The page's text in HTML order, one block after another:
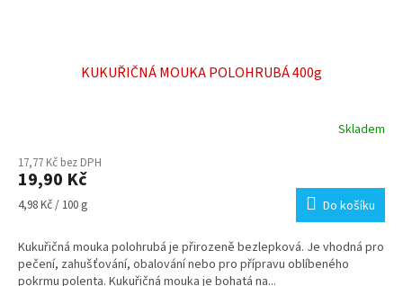
KUKUŘIČNÁ MOUKA POLOHRUBÁ 400g
produktu
je
5,0
hvězdiček.
Skladem
17,77 Kč bez DPH
19,90 Kč
Měrná
4,98 Kč / 100 g Do košíku
Kukuřičná mouka polohrubá je přirozeně bezlepková. Je vhodná pro
pečení, zahušťování, obalování nebo pro přípravu oblíbeného
pokrmu polenta. Kukuřičná mouka je bohatá na...